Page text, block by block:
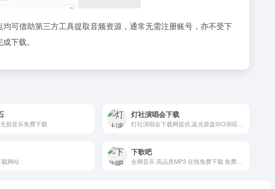
可借助第三方工具提取音频资源，通常无需注册账号，亦不受下
下载。
损音乐免费下载
灯社演唱会下载
网站
下歌吧